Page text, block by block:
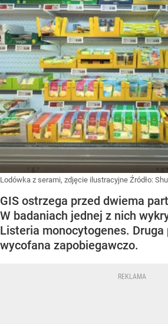
Lodówka z serami, zdjęcie ilustracyjne Źródło:
GIS ostrzega przed dwiema
W badaniach jednej z nich
Listeria monocytogenes. Druga
wycofana zapobiegawczo.